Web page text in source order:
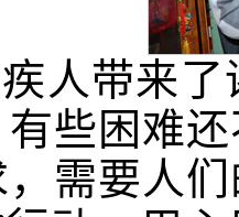
人带来
些困难
需要人